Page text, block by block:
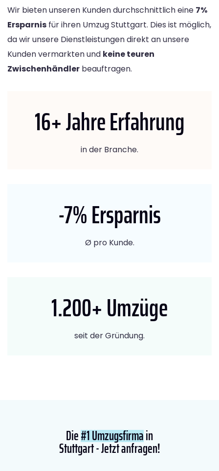
Wir bieten unseren Kunden durchschnittlich eine 7%
Ersparnis für ihren Umzug Stuttgart. Dies ist möglich,
da wir unsere Dienstleistungen direkt an unsere
Kunden vermarkten und keine teuren
Zwischenhändler beauftragen.
16+ Jahre Erfahrung
in der Branche.
-7% Ersparnis
Ø pro Kunde.
1.200+ Umzüge
seit der Gründung.
Die#1 Umzugsfirmain
Stuttgart - Jetzt anfragen!